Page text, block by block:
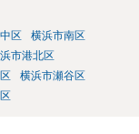
区
横浜市南区
市港北区
横浜市瀬谷区